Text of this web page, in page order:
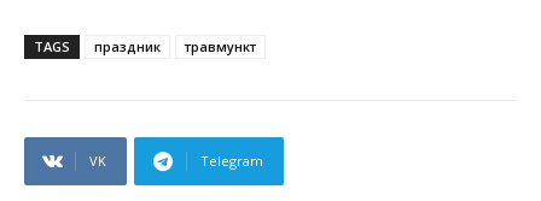
TAGS праздник травмункт
VK Telegram